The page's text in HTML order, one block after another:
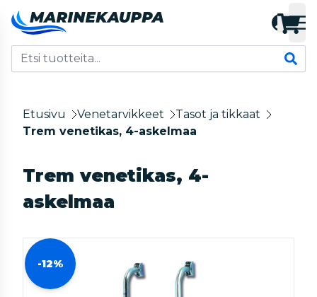
Etusivu Venetarvikkeet
Tasot ja tikkaat
Trem venetikas, 4-askelmaa
Trem venetikas, 4-
askelmaa
-12%